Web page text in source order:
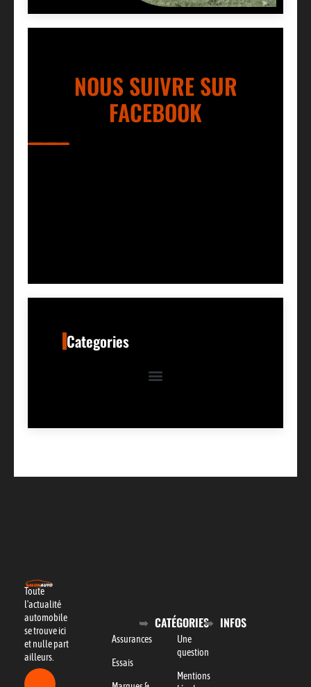
NOUS SUIVRE SUR
FACEBOOK
Categories
Toute
l’actualité
automobile
se trouve ici
et nulle part
ailleurs.
CATÉGORIES
Assurances
Essais
INFOS
Une
question
Mentions